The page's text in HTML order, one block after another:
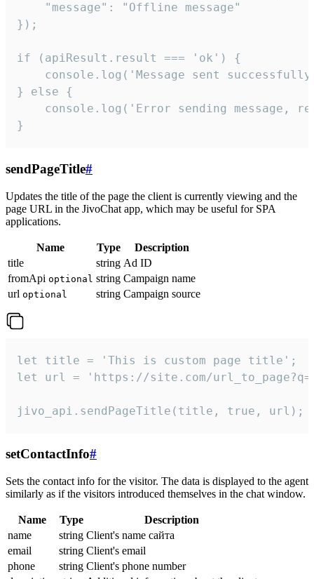
    "message": "Offline message"
});
if (apiResult.result === 'ok') {
console.log('Message sent
} else {
console.log('Error sending message,
}
sendPageTitle#
Updates the title of the page the client is currently viewing and the
page URL in the JivoChat app, which may be useful for SPA
applications.
Name Type
Description
title
string Ad ID
fromApi optional string Campaign name
url optional string Campaign source
let title = 'This is custom page title';
let url = 'https://site.com/
jivo_api.sendPageTitle(title, true, url);
setContactInfo#
Sets the contact info for the visitor. The data is displayed to the agent
similarly as if the visitors introduced themselves in the chat window.
Name Type
Description
name
string Client's name сайта
email
string Client's email
phone
string Client's phone number